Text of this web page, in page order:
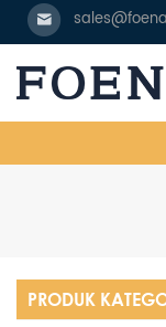
PRODUK